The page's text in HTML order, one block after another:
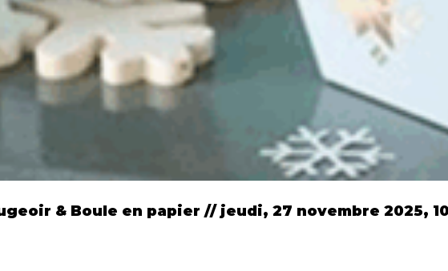
& Boule en papier // jeudi, 27 novembre 2025,